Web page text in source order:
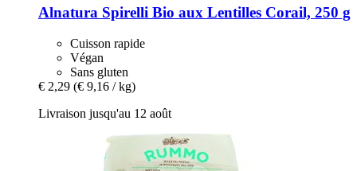
Alnatura Spirelli Bio aux Lentilles Corail, 250 g
Cuisson rapide
Végan
Sans gluten
€ 2,29 (€ 9,16 / kg)
Livraison jusqu'au 12 août